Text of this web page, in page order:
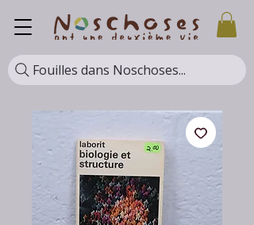
Fouilles dans Noschoses...